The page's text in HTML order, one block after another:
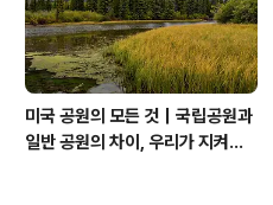
미국 공원의 모든 것｜국립공원과
일반 공원의 차이, 우리가 지켜야